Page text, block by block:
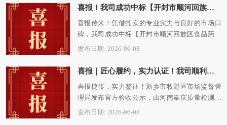
喜报！我司成功中标【开封市顺河回族区食品药品安全服务中心2026年度食品安全抽检项目】
喜报传来！凭借扎实的专业实力与良好的市场口
碑，我司成功中标【开封市顺河回族区食品药品
安全服务中心2026年度食品安全抽检项目】…
发布日期: 2026-06-08
喜报｜匠心履约，实力认证！我司顺利完成牧野区市场监管局食品安全抽检检测服务项目
喜报捷传，实力鉴证！新乡市牧野区市场监督管
理局发布官方验收公示，由河南泰庆质量检测有
限公司承接的食品安全抽检检测服务项目圆…
发布日期: 2026-06-08